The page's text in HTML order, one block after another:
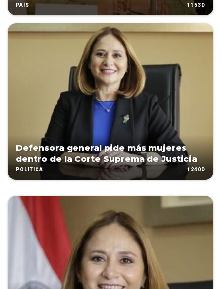
PAÍS 1153D
Defensora general pide más mujeres
dentro de la Corte Suprema de Justicia
POLÍTICA 1240D